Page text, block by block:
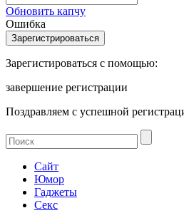
Обновить капчу
Ошибка
Зарегистироваться с помощью:
завершение регистрации
Поздравляем с успешной
Сайт
Юмор
Гаджеты
Секс